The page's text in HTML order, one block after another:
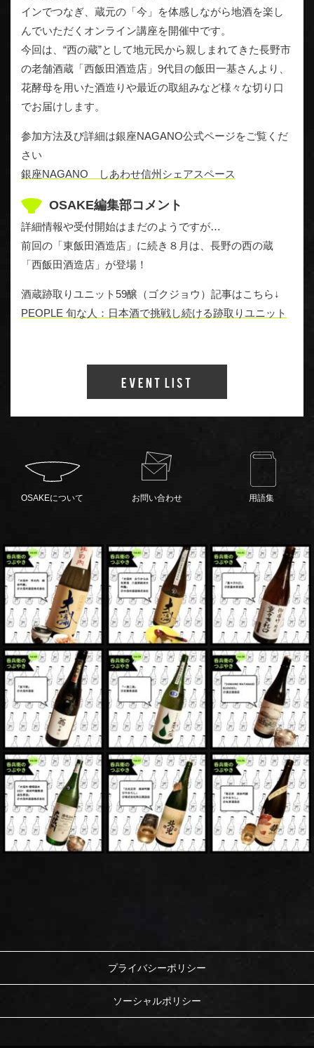
インでつなぎ、蔵元の「今」を体感しながら地酒を楽し
んでいただくオンライン講座を開催中です。
今回は、“西の蔵”として地元民から親しまれてきた長野市
の老舗酒蔵「西飯田酒造店」9代目の飯田一基さんより、
花酵母を用いた酒造りや最近の取組みなど様々な切り口
でお届けします。
参加方法及び詳細は銀座NAGANO公式ページをご覧くだ
さい
銀座NAGANO しあわせ信州シェアスペース
OSAKE編集部コメント
詳細情報や受付開始はまだのようですが…
前回の「東飯田酒造店」に続き８月は、長野の西の蔵
「西飯田酒造店」が登場！
酒蔵跡取りユニット59醸（ゴクジョウ）記事はこちら↓
PEOPLE 旬な人：日本酒で挑戦し続ける跡取りユニット
Event List
OSAKEについて お問い合わせ 用語集
プライバシーポリシー
ソーシャルポリシー